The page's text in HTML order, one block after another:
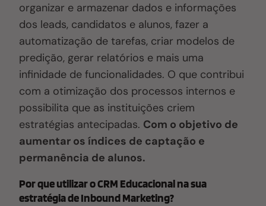
organizar e armazenar dados e informações
dos leads, candidatos e alunos, fazer a
automatização de tarefas, criar modelos de
predição, gerar relatórios e mais uma
infinidade de funcionalidades. O que contribui
com a otimização dos processos internos e
possibilita que as instituições criem
estratégias antecipadas. Com o objetivo de
aumentar os índices de captação e
permanência de alunos.
Por que utilizar o CRM Educacional na sua
estratégia de Inbound Marketing?